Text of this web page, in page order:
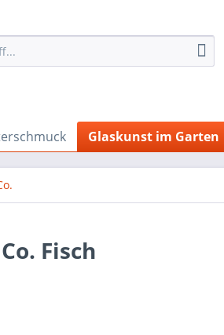
Glaskunst im Garten
Fisch